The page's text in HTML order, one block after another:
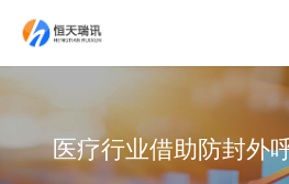
医疗行业借助防封外